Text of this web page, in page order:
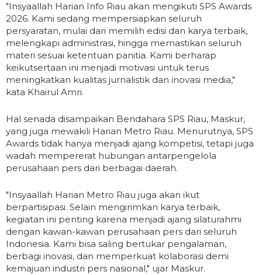
"Insyaallah Harian Info Riau akan mengikuti SPS Awards
2026. Kami sedang mempersiapkan seluruh
persyaratan, mulai dari memilih edisi dan karya terbaik,
melengkapi administrasi, hingga memastikan seluruh
materi sesuai ketentuan panitia. Kami berharap
keikutsertaan ini menjadi motivasi untuk terus
meningkatkan kualitas jurnalistik dan inovasi media,"
kata Khairul Amri.
Hal senada disampaikan Bendahara SPS Riau, Maskur,
yang juga mewakili Harian Metro Riau. Menurutnya, SPS
Awards tidak hanya menjadi ajang kompetisi, tetapi juga
wadah mempererat hubungan antarpengelola
perusahaan pers dari berbagai daerah.
"Insyaallah Harian Metro Riau juga akan ikut
berpartisipasi. Selain mengirimkan karya terbaik,
kegiatan ini penting karena menjadi ajang silaturahmi
dengan kawan-kawan perusahaan pers dari seluruh
Indonesia. Kami bisa saling bertukar pengalaman,
berbagi inovasi, dan memperkuat kolaborasi demi
kemajuan industri pers nasional," ujar Maskur.